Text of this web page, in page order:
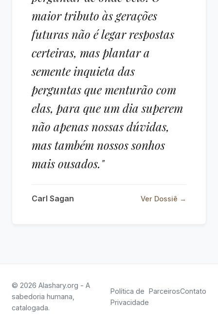
maior tributo às gerações
futuras não é legar respostas
certeiras, mas plantar a
semente inquieta das
perguntas que menturão com
elas, para que um dia superem
não apenas nossas dúvidas,
mas também nossos sonhos
mais ousados."
Carl Sagan Ver Dossiê →
© 2026 Alashary.org - A
sabedoria humana,
catalogada.
Política de
Privacidade
ParceirosContato